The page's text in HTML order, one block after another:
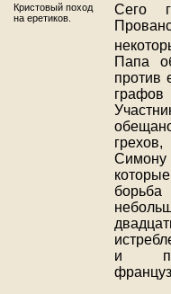
Кристовый поход
на еретиков.
Сего
Папа
против
и